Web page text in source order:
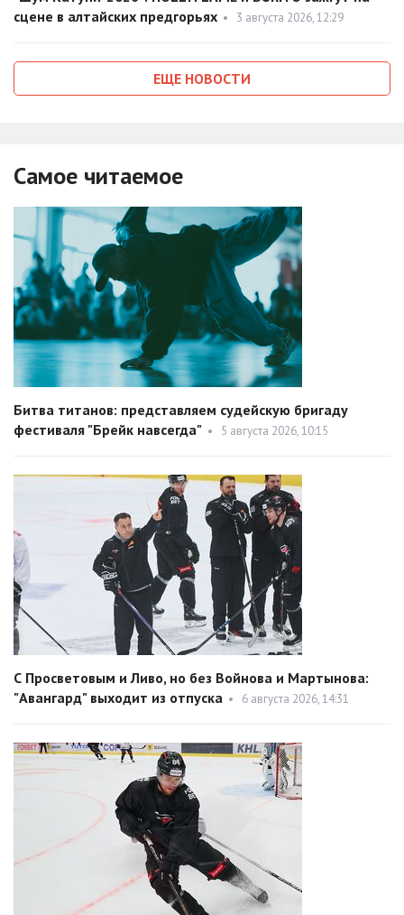
сцене в алтайских предгорьях • 3 августа 2026, 12:29
ЕЩЕ НОВОСТИ
Самое читаемое
Битва титанов: представляем судейскую бригаду
фестиваля "Брейк навсегда" • 5 августа 2026, 10:15
С Просветовым и Ливо, но без Войнова и Мартынова:
"Авангард" выходит из отпуска • 6 августа 2026, 14:31